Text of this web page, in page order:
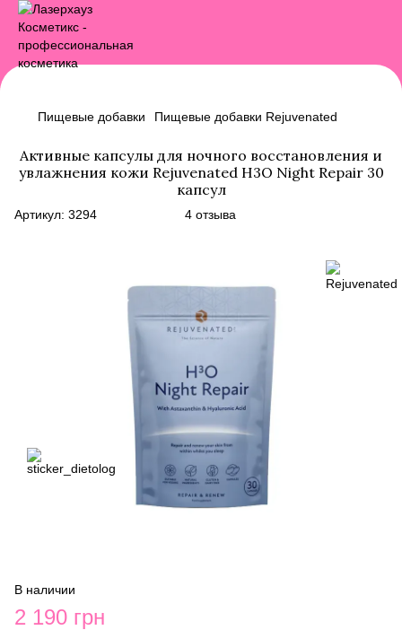
Пищевые добавки Пищевые добавки Rejuvenated
Активные капсулы для ночного восстановления и
увлажнения кожи Rejuvenated H3O Night Repair 30
капсул
Артикул: 3294 4 отзыва
В наличии
2 190 грн